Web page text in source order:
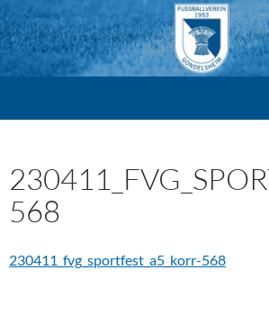
Zum
Inhalt
springen
568
230411_fvg_sportfest_a5_korr-568